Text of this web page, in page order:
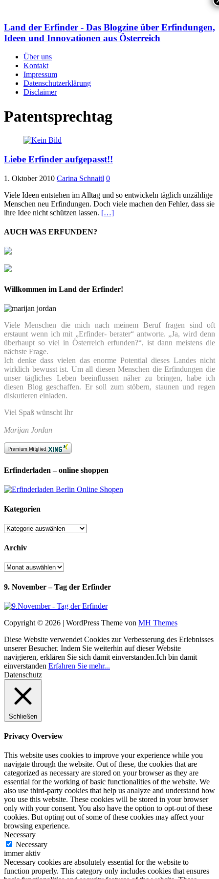
Land der Erfinder - Das Blogzine über Erfindungen,
Ideen und Innovationen aus Österreich
Über uns
Kontakt
Impressum
Datenschutzerklärung
Disclaimer
Patentsprechtag
Liebe Erfinder aufgepasst!!
1. Oktober 2010 Carina Schnaitl 0
Viele Ideen entstehen im Alltag und so entwickeln täglich unzählige
Menschen neu Erfindungen. Doch viele machen den Fehler, dass sie
ihre Idee nicht schützen lassen. […]
AUCH WAS ERFUNDEN?
Willkommen im Land der Erfinder!
Viele Menschen die mich nach meinem Beruf fragen sind oft
erstaunt wenn ich mit „Erfinder- berater“ antworte. „Ja, wird denn
überhaupt so viel in Österreich erfunden?“, ist dann meistens die
nächste Frage.
Ich denke dass vielen das enorme Potential dieses Landes nicht
wirklich bewusst ist. Um all diesen Menschen die Erfindungen die
unser tägliches Leben beeinflussen näher zu bringen, habe ich
diesen Blog geschaffen. Er soll zum stöbern, staunen und regen
diskutieren einladen.
Viel Spaß wünscht Ihr
Marijan Jordan
Erfinderladen – online shoppen
Kategorien
Kategorien
Archiv
Archiv
9. November – Tag der Erfinder
Copyright © 2026 | WordPress Theme von MH Themes
Diese Website verwendet Cookies zur Verbesserung des Erlebnisses
unserer Besucher. Indem Sie weiterhin auf dieser Website
navigieren, erklären Sie sich damit einverstanden.Ich bin damit
einverstanden Erfahren Sie mehr...
Datenschutz
Schließen
Privacy Overview
This website uses cookies to improve your experience while you
navigate through the website. Out of these, the cookies that are
categorized as necessary are stored on your browser as they are
essential for the working of basic functionalities of the website. We
also use third-party cookies that help us analyze and understand how
you use this website. These cookies will be stored in your browser
only with your consent. You also have the option to opt-out of these
cookies. But opting out of some of these cookies may affect your
browsing experience.
Necessary
Necessary
immer aktiv
Necessary cookies are absolutely essential for the website to
function properly. This category only includes cookies that ensures